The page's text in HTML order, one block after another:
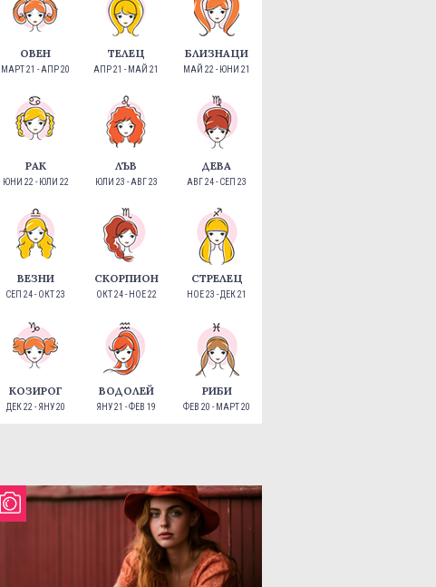
ОВЕН
МАРТ 21 - АПР 20
ТЕЛЕЦ
АПР 21 - МАЙ 21
БЛИЗНАЦИ
МАЙ 22 - ЮНИ 21
РАК
ЮНИ 22 - ЮЛИ 22
ЛЪВ
ЮЛИ 23 - АВГ 23
ДЕВА
АВГ 24 - СЕП 23
ВЕЗНИ
СЕП 24 - ОКТ 23
СКОРПИОН
ОКТ 24 - НОЕ 22
СТРЕЛЕЦ
НОЕ 23 - ДЕК 21
КОЗИРОГ
ДЕК 22 - ЯНУ 20
ВОДОЛЕЙ
ЯНУ 21 - ФЕВ 19
РИБИ
ФЕВ 20 - МАРТ 20